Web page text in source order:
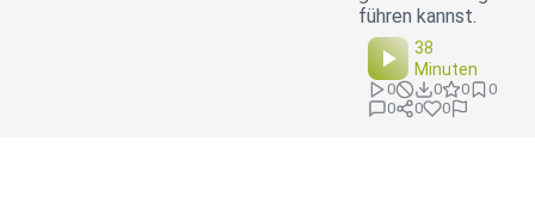
führen kannst.
38
Minuten
0 0 0
0
0
0 0